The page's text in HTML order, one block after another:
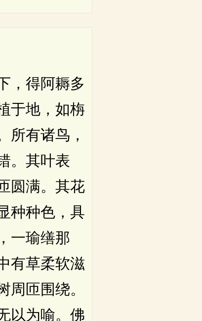
，得阿耨多
于地，如栴
所有诸鸟，
。其叶表
圆满。其花
种种色，具
一瑜缮那
有草柔软滋
匝围绕。
以为喻。佛